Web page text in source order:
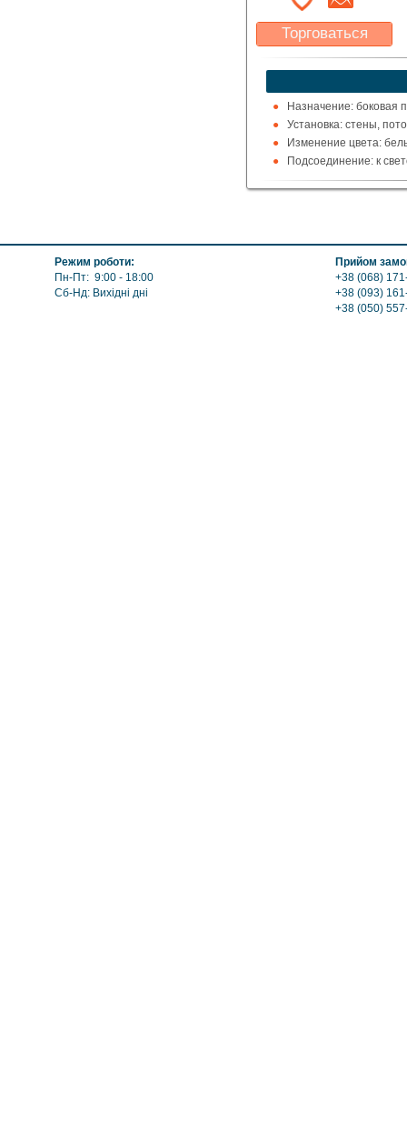
Торговаться
Какая цена Вас
устроит?
Указать цену
Назначение: боковая
Установка: стены,
Изменение цвета:
Подсоединение: к
Режим роботи:
Пн-Пт: 9:00 - 18:00
Сб-Нд: Вихідні дні
Прийом
+38 (068)
+38 (093)
+38 (050)